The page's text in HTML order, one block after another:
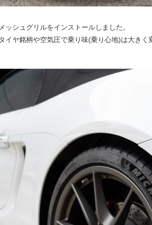
ェ
ュ
ー
ニ
ン
シュグリルをインストールしました。
イヤ銘柄や空気圧で乗り味(乗り心地)は大き